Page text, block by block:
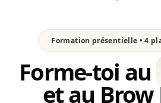
Formation présentielle • 4
Forme-toi au
et au